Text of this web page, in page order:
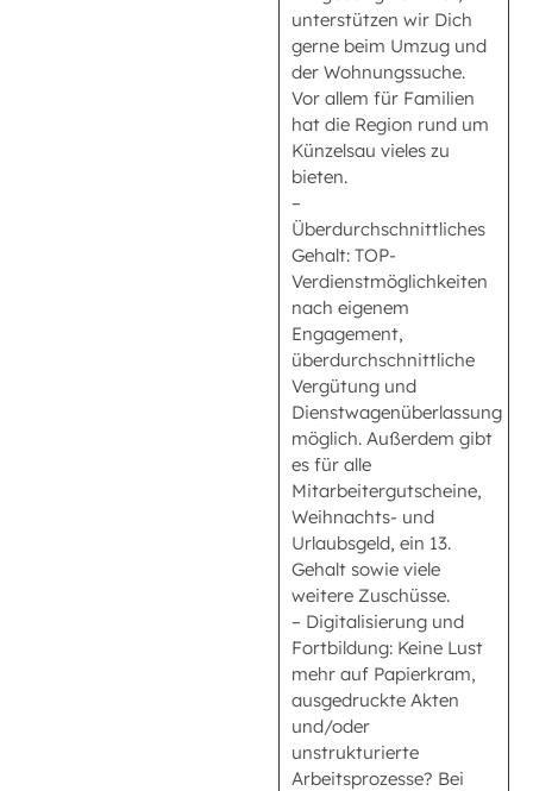
unterstützen wir Dich
gerne beim Umzug und
der Wohnungssuche.
Vor allem für Familien
hat die Region rund um
Künzelsau vieles zu
bieten.
–
Überdurchschnittliches
Gehalt: TOP-
Verdienstmöglichkeiten
nach eigenem
Engagement,
überdurchschnittliche
Vergütung und
Dienstwagenüberlassung
möglich. Außerdem gibt
es für alle
Mitarbeitergutscheine,
Weihnachts- und
Urlaubsgeld, ein 13.
Gehalt sowie viele
weitere Zuschüsse.
– Digitalisierung und
Fortbildung: Keine Lust
mehr auf Papierkram,
ausgedruckte Akten
und/oder
unstrukturierte
Arbeitsprozesse? Bei